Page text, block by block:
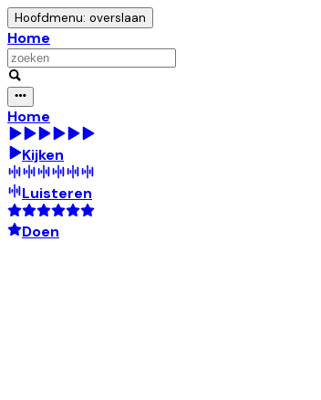
Hoofdmenu: overslaan
Home
Home
Kijken
Luisteren
Doen